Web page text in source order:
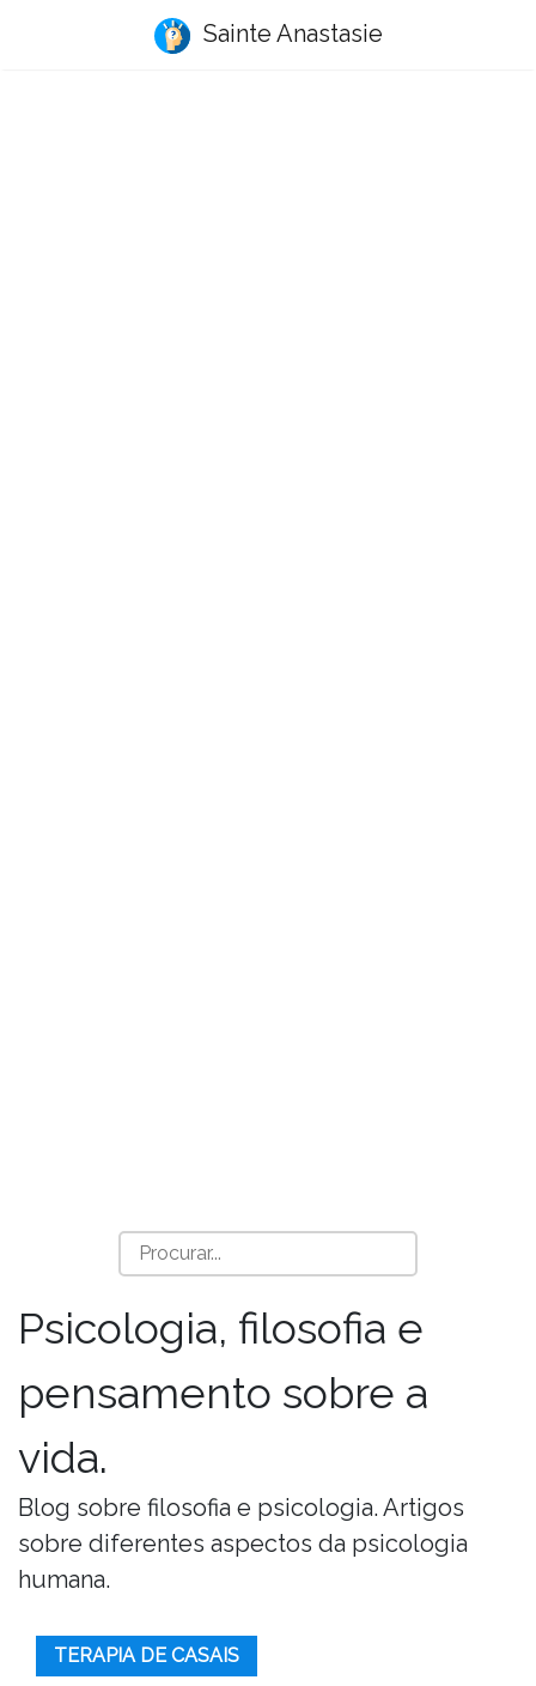
Sainte Anastasie
Psicologia, filosofia e
pensamento sobre a
vida.
Blog sobre filosofia e psicologia. Artigos
sobre diferentes aspectos da psicologia
humana.
TERAPIA DE CASAIS